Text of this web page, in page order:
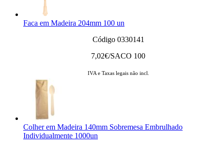
Faca em Madeira 204mm 100 un
Código 0330141
7,02€/SACO 100
IVA e Taxas legais não incl.
Colher em Madeira 140mm Sobremesa Embrulhado
Individualmente 1000un